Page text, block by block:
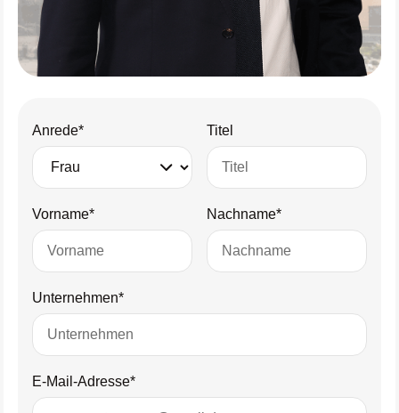
Anrede* Titel
Vorname* Nachname*
Unternehmen*
E-Mail-Adresse*